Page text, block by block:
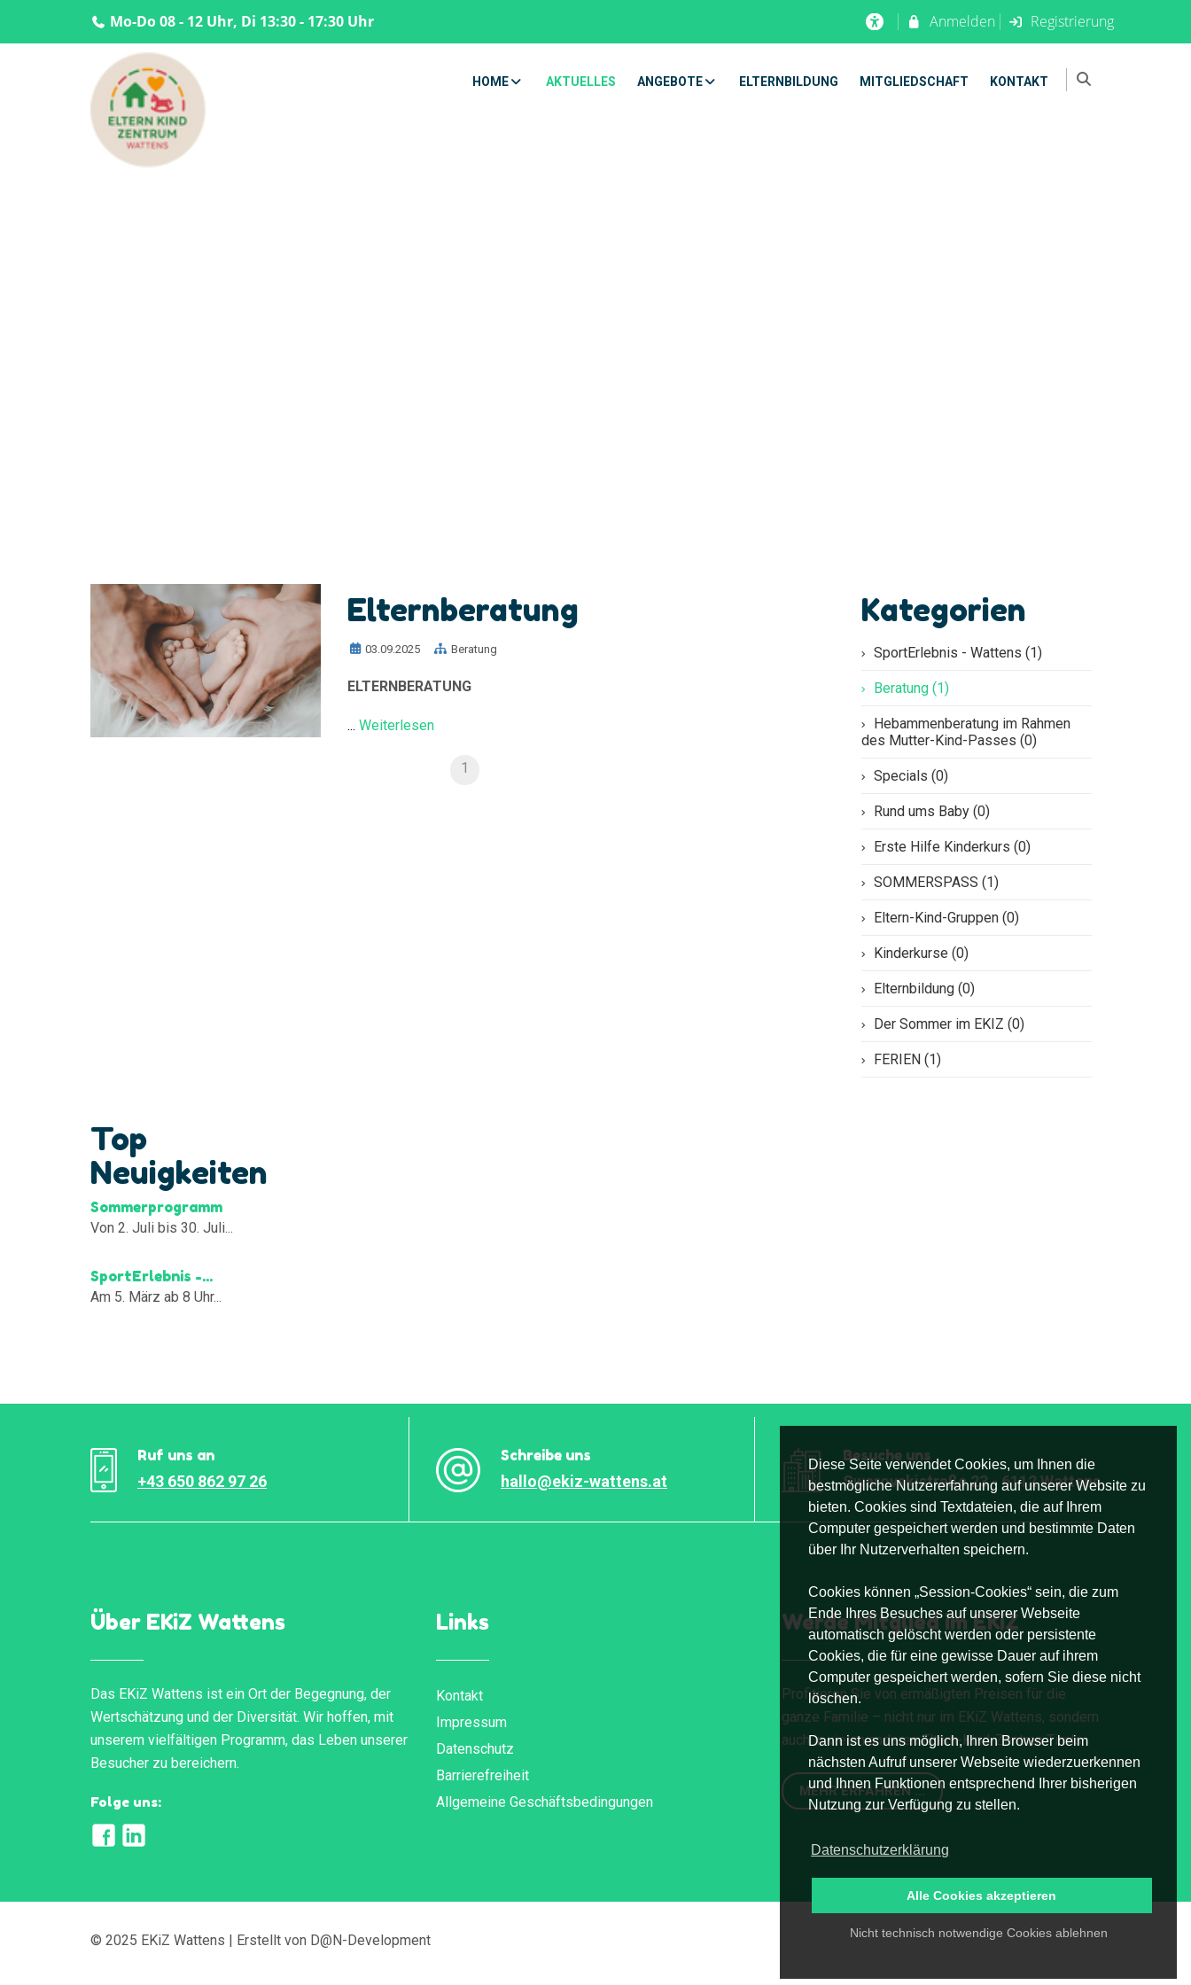
Diese Seite verwendet Cookies, um Ihnen die
bestmögliche Nutzererfahrung auf unserer Website zu
bieten. Cookies sind Textdateien, die auf Ihrem
Computer gespeichert werden und bestimmte Daten
über Ihr Nutzerverhalten speichern.
Cookies können „Session-Cookies“ sein, die zum
Ende Ihres Besuches auf unserer Webseite
automatisch gelöscht werden oder persistente
Cookies, die für eine gewisse Dauer auf ihrem
Computer gespeichert werden, sofern Sie diese nicht
löschen.
Dann ist es uns möglich, Ihren Browser beim
nächsten Aufruf unserer Webseite wiederzuerkennen
und Ihnen Funktionen entsprechend Ihrer bisherigen
Nutzung zur Verfügung zu stellen.
Datenschutzerklärung
Nicht technisch notwendige Cookies ablehnen
Alle Cookies akzeptieren
Mo-Do 08 - 12 Uhr, Di 13:30 - 17:30 Uhr Anmelden Registrierung
HOME AKTUELLES ANGEBOTE ELTERNBILDUNG MITGLIEDSCHAFT KONTAKT
Elternberatung
03.09.2025 Beratung
ELTERNBERATUNG
... Weiterlesen
1
Kategorien
SportErlebnis - Wattens (1)
Beratung (1)
Hebammenberatung im Rahmen
des Mutter-Kind-Passes (0)
Specials (0)
Rund ums Baby (0)
Erste Hilfe Kinderkurs (0)
SOMMERSPASS (1)
Eltern-Kind-Gruppen (0)
Kinderkurse (0)
Elternbildung (0)
Der Sommer im EKIZ (0)
FERIEN (1)
Top
Neuigkeiten
Sommerprogramm
Von 2. Juli bis 30. Juli...
SportErlebnis -...
Am 5. März ab 8 Uhr...
Ruf uns an
+43 650 862 97 26
Schreibe uns
hallo@ekiz-wattens.at
Besuche uns
Swarovskistraße 23 - 6112 Wattens
Über EKiZ Wattens
Das EKiZ Wattens ist ein Ort der Begegnung, der
Wertschätzung und der Diversität. Wir hoffen, mit
unserem vielfältigen Programm, das Leben unserer
Besucher zu bereichern.
Folge uns:
Links
Kontakt
Impressum
Datenschutz
Barrierefreiheit
Allgemeine Geschäftsbedingungen
Werde Mitglied im EKiZ
Profitieren Sie von ermäßigten Preisen für die
ganze Familie – nicht nur im EKiZ Wattens, sondern
auch in vielen anderen Eltern-Kind-Zentren Tirols.
MEHR ERFAHREN ...
© 2025 EKiZ Wattens | Erstellt von D@N-Development